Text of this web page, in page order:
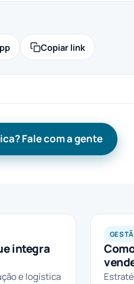
Copiar link
Fale com a gente
integra
e logística